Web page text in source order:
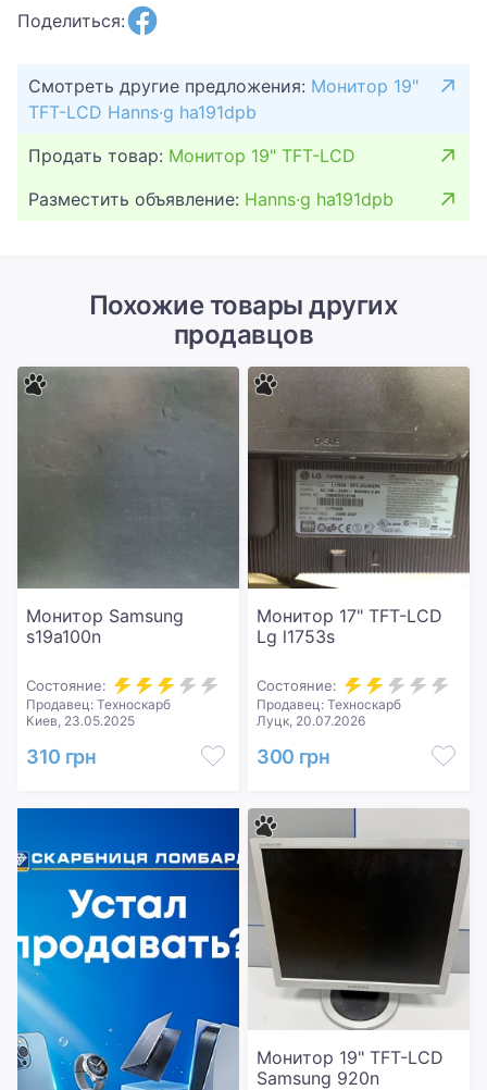
Поделиться:
Смотреть другие предложения: Монитор 19"
TFT-LCD Hanns·g ha191dpb
Продать товар: Монитор 19" TFT-LCD
Разместить объявление: Hanns·g ha191dpb
Похожие товары других
продавцов
Монитор Samsung
s19a100n
Состояние:
Продавец: Техноскарб
Киев, 23.05.2025
310 грн
Монитор 17" TFT-LCD
Lg l1753s
Состояние:
Продавец: Техноскарб
Луцк, 20.07.2026
300 грн
Монитор 19" TFT-LCD
Samsung 920n